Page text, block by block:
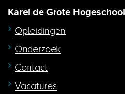
Karel de Grote Hogeschool
Opleidingen
Onderzoek
Contact
Vacatures